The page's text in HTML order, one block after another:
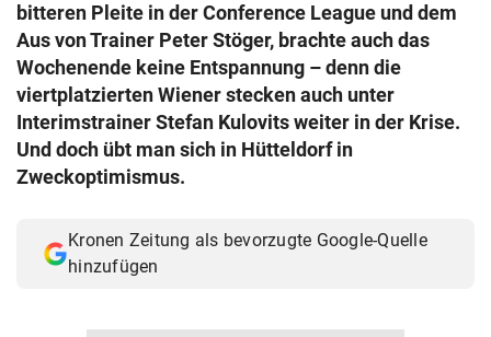
bitteren Pleite in der Conference League und dem
Aus von Trainer Peter Stöger, brachte auch das
Wochenende keine Entspannung – denn die
viertplatzierten Wiener stecken auch unter
Interimstrainer Stefan Kulovits weiter in der Krise.
Und doch übt man sich in Hütteldorf in
Zweckoptimismus.
Kronen Zeitung als bevorzugte Google-Quelle
hinzufügen